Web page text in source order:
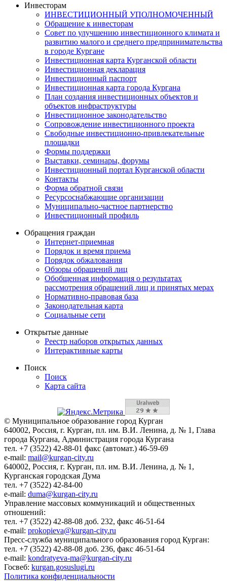
Инвесторам
ИНВЕСТИЦИОННЫЙ УПОЛНОМОЧЕННЫЙ
Обращение к инвесторам
Совет по улучшению инвестиционного климата и
развитию малого и среднего предпринимательства
в городе Кургане
Инвестиционная карта Курганской области
Инвестиционная декларация
Инвестиционный паспорт
Инвестиционная карта города Кургана
План создания инвестиционных объектов и
объектов инфраструктуры
Инвестиционное законодательство
Сопровождение инвестиционного проекта
Свободные инвестиционно-привлекательные
площадки
Формы поддержки
Выставки, семинары, форумы
Инвестиционный портал Курганской области
Контакты
Форма обратной связи
Ресурсоснабжающие организации
Муниципально-частное партнерство
Инвестиционный профиль
Обращения граждан
Интернет-приемная
Порядок и время приема
Порядок обжалования
Обзоры обращений лиц
Обобщенная информация о результатах
рассмотрения обращений лиц и принятых мерах
Нормативно-правовая база
Законодательная карта
Социальные сети
Открытые данные
Реестр наборов открытых данных
Интерактивные карты
Поиск
Поиск
Карта сайта
© Муниципальное образование город Курган
640002, Россия, г. Курган, пл. им. В.И. Ленина, д. № 1, Глава
города Кургана, Администрация города Кургана
тел. +7 (3522) 42-88-01 факс (автомат.) 46-59-69
e-mail: mail@kurgan-city.ru
640002, Россия, г. Курган, пл. им. В.И. Ленина, д. № 1,
Курганская городская Дума
тел. +7 (3522) 42-84-00
e-mail: duma@kurgan-city.ru
Управление массовых коммуникаций и общественных
отношений:
тел. +7 (3522) 42-88-08 доб. 232, факс 46-51-64
e-mail: prokopieva@kurgan-city.ru
Пресс-служба муниципального образования город Курган:
тел. +7 (3522) 42-88-08 доб. 236, факс 46-51-64
e-mail: kondratyeva-ma@kurgan-city.ru
Госвеб: kurgan.gosuslugi.ru
Политика конфиденциальности